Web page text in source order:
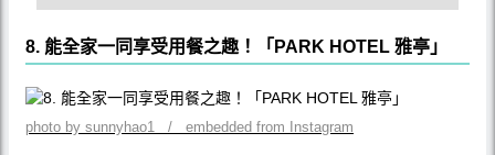
8. 能全家一同享受用餐之趣！「PARK HOTEL 雅亭」
photo by sunnyhao1 / embedded from Instagram